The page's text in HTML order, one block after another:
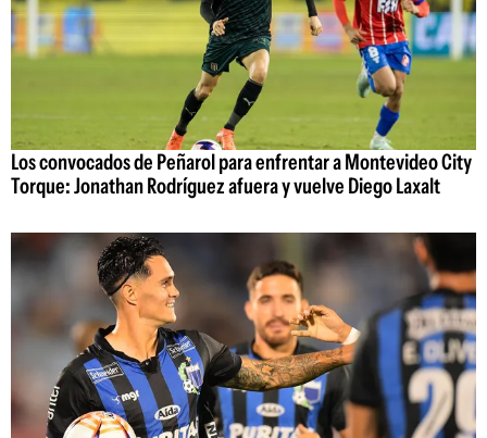
Los convocados de Peñarol para enfrentar a Montevideo City
Torque: Jonathan Rodríguez afuera y vuelve Diego Laxalt